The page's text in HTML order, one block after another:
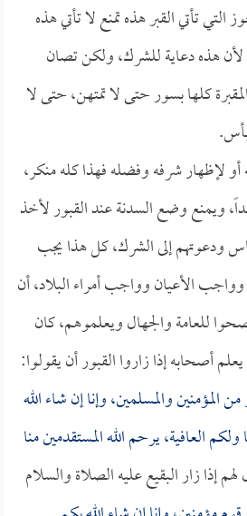
تأتي القبر هذه تمنع لا تأتي هذه
لأن هذه دعاية للشرك، ولكن تصان
كلها بسور حتى لا تمتهن، حتى لا
أو لإظهار شرفه وفضله فهذا كله منكر،
ويمنع وضع السدنة عند القبور لأخذ
ودعوتهم إلى الشرك، كل هذا يجب
الأعيان وواجب أمراء البلاد، أن
للعامة والجهال ويعلموهم، كان
أصحابه إذا زاروا القبور أن يقولوا:
المؤمنين والمسلمين، وإنا إن شاء الله
العافية، يرحم الله المستقدمين منا
إذا زار البقيع عليه الصلاة والسلام